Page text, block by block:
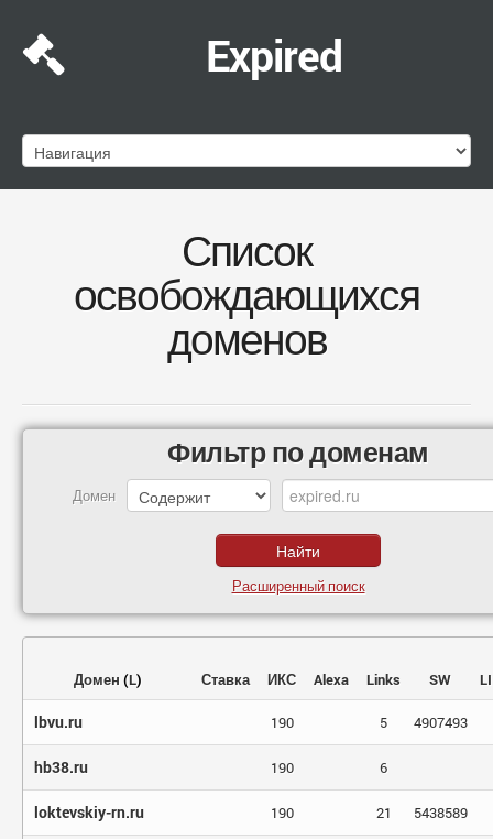
Expired
Список
освобождающихся
доменов
Фильтр по доменам
Домен
Расширенный поиск
Домен (L) Ставка ИКС Alexa Links SW LI
lbvu.ru 190 5 4907493
hb38.ru 190 6
loktevskiy-rn.ru 190 21 5438589